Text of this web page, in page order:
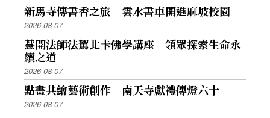
新馬寺傳書香之旅 雲水書車開進麻坡校園
2026-08-07
慧開法師法駕北卡佛學講座 領眾探索生命永
續之道
2026-08-07
點畫共繪藝術創作 南天寺獻禮傳燈六十
2026-08-07